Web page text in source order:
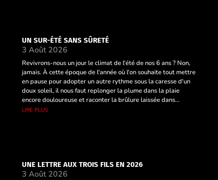
UN SUR-ÉTÉ SANS SÛRETÉ
3 Août 2026
Revivrons-nous un jour le climat de l'été de nos 6 ans ? Non,
jamais. À cette époque de l'année où l'on souhaite tout mettre
en pause pour adopter un autre rythme sous la caresse d'un
doux soleil, il nous faut replonger la plume dans la plaie
encore douloureuse et raconter la brûlure laissée dans...
lire plus
UNE LETTRE AUX TROIS FILS EN 2026
3 Août 2026